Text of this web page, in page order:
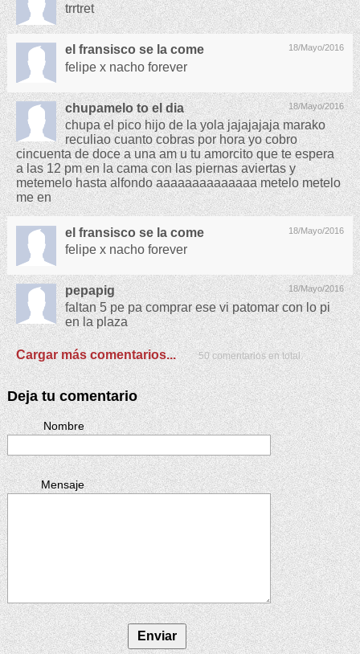
trrtret
18/Mayo/2016
el fransisco se la come
felipe x nacho forever
18/Mayo/2016
chupamelo to el dia
chupa el pico hijo de la yola jajajajaja marako
reculiao cuanto cobras por hora yo cobro
cincuenta de doce a una am u tu amorcito que te espera
a las 12 pm en la cama con las piernas aviertas y
metemelo hasta alfondo aaaaaaaaaaaaaa metelo metelo
me en
18/Mayo/2016
el fransisco se la come
felipe x nacho forever
18/Mayo/2016
pepapig
faltan 5 pe pa comprar ese vi patomar con lo pi
en la plaza
Cargar más comentarios... 50 comentarios en total.
Deja tu comentario
Nombre
Mensaje